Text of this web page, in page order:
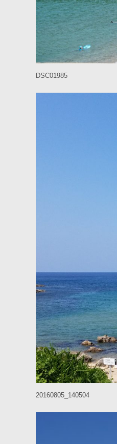
DSC01985
20160805_140504